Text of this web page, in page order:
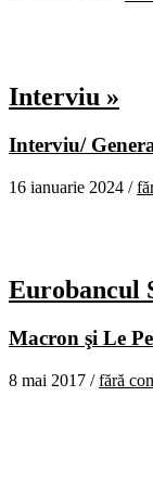
Interviu »
Interviu/
16 ianuarie 2024 /
Eurobancul
Macron şi Le
8 mai 2017 /fără